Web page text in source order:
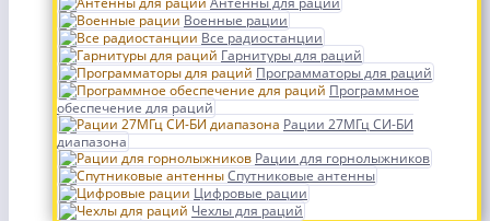
Военные рации
Все радиостанции
Гарнитуры для раций
Программаторы для раций
Программное
обеспечение для раций
Рации 27МГц СИ-БИ
диапазона
Рации для горнолыжников
Спутниковые антенны
Цифровые рации
Чехлы для раций